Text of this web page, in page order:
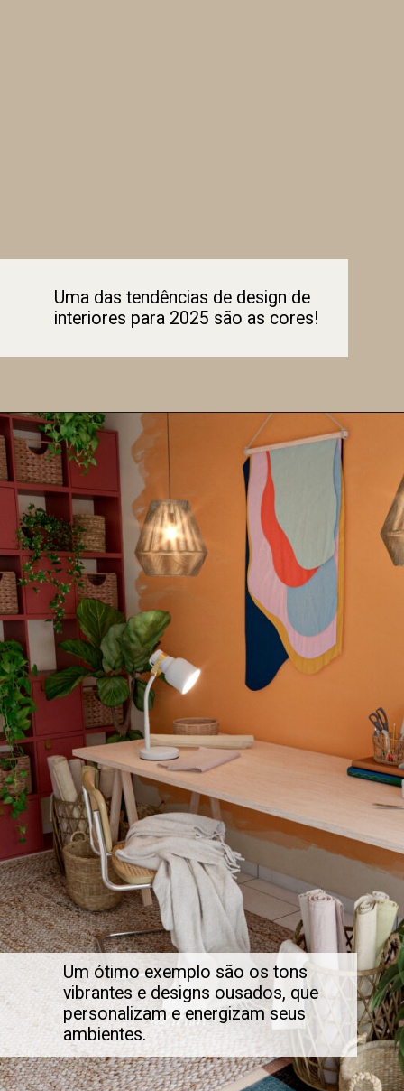
Uma das tendências de design de
interiores para 2025 são as cores!
Um ótimo exemplo são os tons
vibrantes e designs ousados, que
personalizam e energizam seus
ambientes.